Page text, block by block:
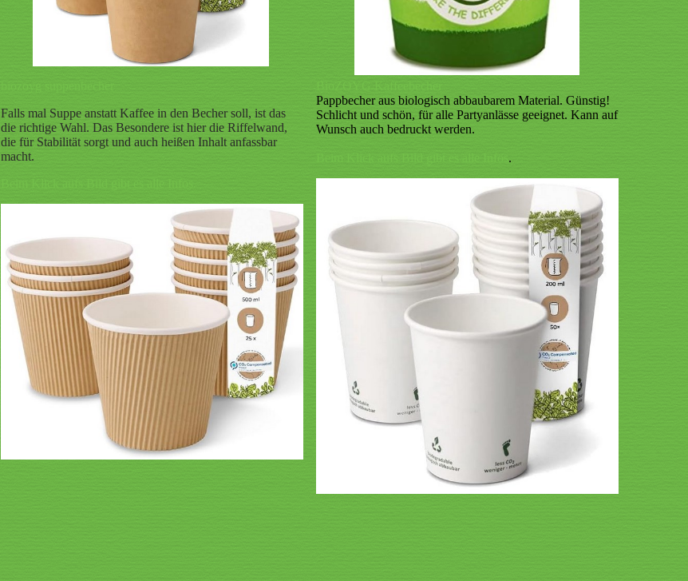
Falls mal Suppe anstatt Kaffee in den Becher soll, ist das
die richtige Wahl. Das Besondere ist hier die Riffelwand,
die für Stabilität sorgt und auch heißen Inhalt anfassbar
macht.
Pappbecher aus biologisch abbaubarem Material. Günstig!
Schlicht und schön, für alle Partyanlässe geeignet. Kann auf
Wunsch auch bedruckt werden.
.